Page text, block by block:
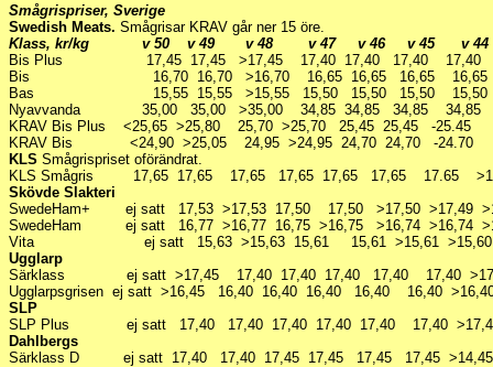
Smågrispriser, Sverige
Swedish Meats. Smågrisar KRAV går ner 15 öre.
Klass, kr/kg v 50 v 49 v 48 v 47 v 46 v 45 v
Bis Plus 17,45 17,45 >17,45 17,40 17,40 17,40 17,40
Bis 16,70 16,70 >16,70 16,65 16,65 16,65 16,65
Bas 15,55 15,55 >15,55 15,50 15,50 15,50 15,50
Nyavvanda 35,00 35,00 >35,00 34,85 34,85 34,85 34,85
KRAV Bis Plus <25,65 >25,80 25,70 >25,70 25,45 25,45 -
KRAV Bis <24,90 >25,05 24,95 >24,95 24,70 24,70 -24.70
KLS Smågrispriset oförändrat.
KLS Smågris 17,65 17,65 17,65 17,65 17,65 17,65 17.65
Skövde Slakteri
SwedeHam+ ej satt 17,53 >17,53 17,50 17,50 >17,50 >17,49
SwedeHam ej satt 16,77 >16,77 16,75 >16,75 >16,74 >16,74
Vita ej satt 15,63 >15,63 15,61 15,61 >15,61 >15,60
Ugglarp
Särklass ej satt >17,45 17,40 17,40 17,40 17,40 17,40
Ugglarpsgrisen ej satt >16,45 16,40 16,40 16,40 16,40 16,40
SLP
SLP Plus ej satt 17,40 17,40 17,40 17,40 17,40 17,40
Dahlbergs
Särklass D ej satt 17,40 17,40 17,45 17,45 17,45 17,45